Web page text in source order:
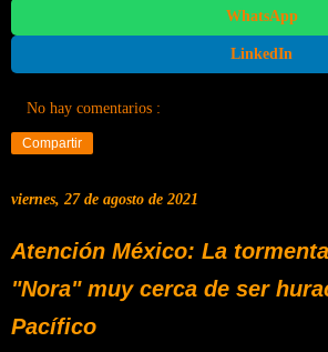
WhatsApp
LinkedIn
No hay comentarios :
Compartir
viernes, 27 de agosto de 2021
Atención México: La
"Nora" muy cerca de ser
Pacífico